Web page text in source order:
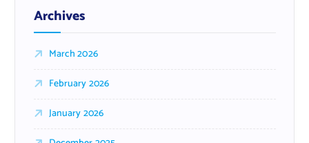
Archives
March 2026
February 2026
January 2026